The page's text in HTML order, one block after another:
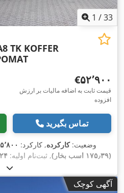
1 /33
TK KOFFER
‎€۵۲٬۹۰۰
قیمت ثابت به اضافه مالیات بر ارزش
افزوده
تماس بگیرید
وضعیت:کارکرده, کارکرد: ۴۵٬۸۰۰
(۱۷۵٫۳۹ اسب بخار)
, ثبت‌نام اولیه:
,
یورو ۶ , تعداد صندلی‌ها:۳, حجم
فضای بارگیری:آگهی کوچک